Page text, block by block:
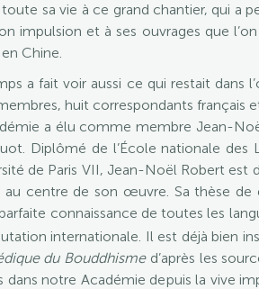
sa vie à ce grand chantier, qui a
impulsion et à ses ouvrages que
Chine.
a fait voir aussi ce qui restait dans
huit correspondants français
a élu comme membre Jean-
Diplômé de l’École nationale des
de Paris VII, Jean-Noël Robert est
centre de son œuvre. Sa thèse
connaissance de toutes les
internationale. Il est déjà bien
du Bouddhismed’après les
dans notre Académie depuis la vive